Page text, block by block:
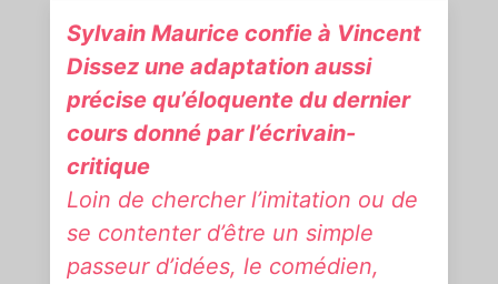
Sylvain Maurice confie à Vincent
Dissez une adaptation aussi
précise qu’éloquente du dernier
cours donné par l’écrivain-
critique
Loin de chercher l’imitation ou de
se contenter d’être un simple
passeur d’idées, le comédien,